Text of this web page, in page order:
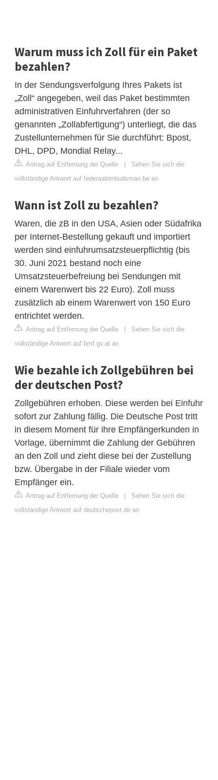
Warum muss ich Zoll für ein Paket
bezahlen?
In der Sendungsverfolgung Ihres Pakets ist
„Zoll“ angegeben, weil das Paket bestimmten
administrativen Einfuhrverfahren (der so
genannten „Zollabfertigung“) unterliegt, die das
Zustellunternehmen für Sie durchführt: Bpost,
DHL, DPD, Mondial Relay...
Antrag auf Entfernung der Quelle | Sehen Sie sich die
vollständige Antwort auf federaalombudsman.be an
Wann ist Zoll zu bezahlen?
Waren, die zB in den USA, Asien oder Südafrika
per Internet-Bestellung gekauft und importiert
werden sind einfuhrumsatzsteuerpflichtig (bis
30. Juni 2021 bestand noch eine
Umsatzsteuerbefreiung bei Sendungen mit
einem Warenwert bis 22 Euro). Zoll muss
zusätzlich ab einem Warenwert von 150 Euro
entrichtet werden.
Antrag auf Entfernung der Quelle | Sehen Sie sich die
vollständige Antwort auf bmf.gv.at an
Wie bezahle ich Zollgebühren bei
der deutschen Post?
Zollgebühren erhoben. Diese werden bei Einfuhr
sofort zur Zahlung fällig. Die Deutsche Post tritt
in diesem Moment für ihre Empfängerkunden in
Vorlage, übernimmt die Zahlung der Gebühren
an den Zoll und zieht diese bei der Zustellung
bzw. Übergabe in der Filiale wieder vom
Empfänger ein.
Antrag auf Entfernung der Quelle | Sehen Sie sich die
vollständige Antwort auf deutschepost.de an